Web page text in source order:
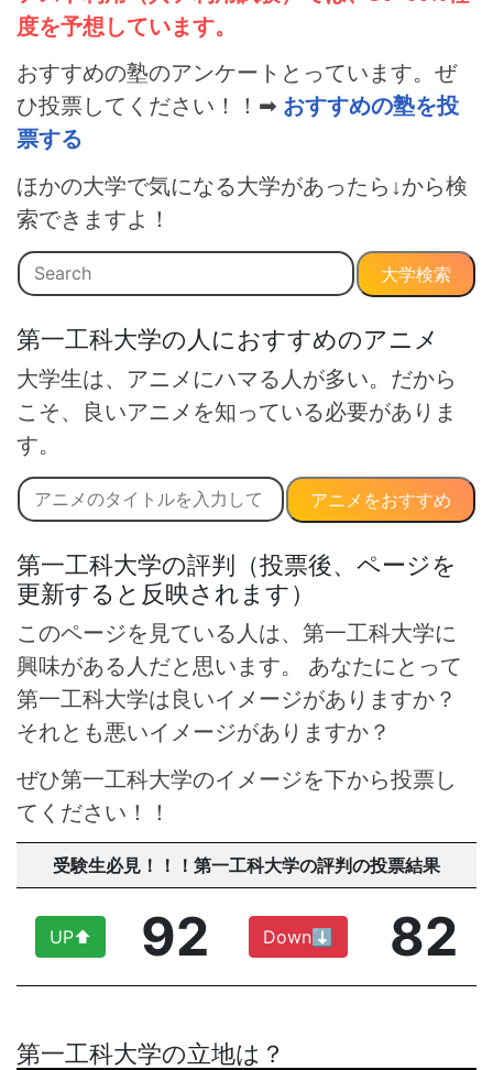
度を予想しています。
おすすめの塾のアンケートとっています。ぜ
ひ投票してください！！➡ おすすめの塾を投
票する
ほかの大学で気になる大学があったら↓から検
索できますよ！
大学検索
第一工科大学の人におすすめのアニメ
大学生は、アニメにハマる人が多い。だから
こそ、良いアニメを知っている必要がありま
す。
アニメをおすすめ
第一工科大学の評判（投票後、ページを
更新すると反映されます）
このページを見ている人は、第一工科大学に
興味がある人だと思います。 あなたにとって
第一工科大学は良いイメージがありますか？
それとも悪いイメージがありますか？
ぜひ第一工科大学のイメージを下から投票し
てください！！
受験生必見！！！第一工科大学の評判の投票結果
UP⬆︎ 92 Down⬇︎ 82
第一工科大学の立地は？